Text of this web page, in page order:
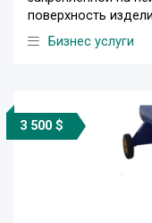
поверхность
Бизнес услуги
3 500 $